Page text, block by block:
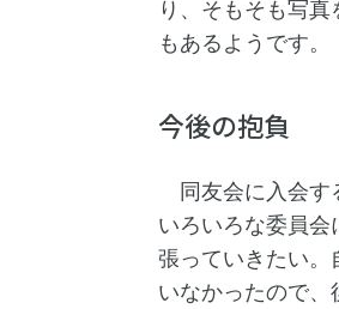
り、そもそも写
もあるようです。
今後の抱負
同友会に入会す
いろいろな委員
張っていきたい。
いなかったので